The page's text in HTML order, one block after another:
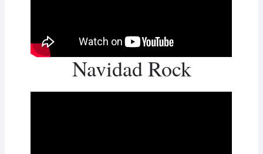
Navidad Rock